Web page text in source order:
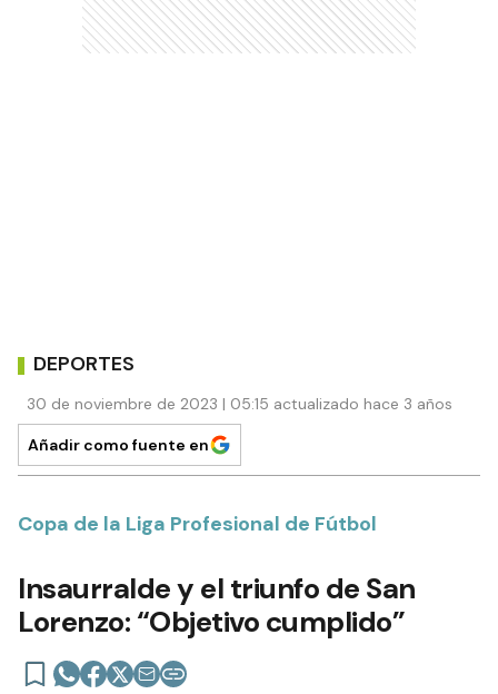
DEPORTES
30 de noviembre de 2023 | 05:15 actualizado hace 3 años
Añadir como fuente en
Copa de la Liga Profesional de Fútbol
Insaurralde y el triunfo de San
Lorenzo: “Objetivo cumplido”